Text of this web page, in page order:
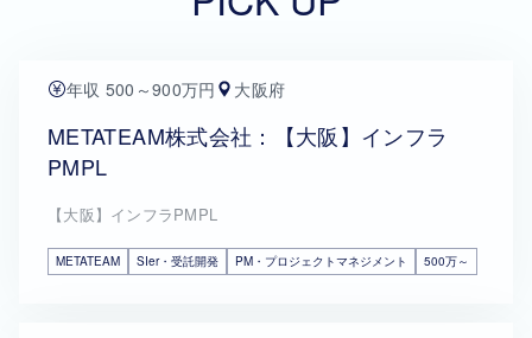
年収 500～900万円 大阪府
METATEAM株式会社：【大阪】インフラ
PMPL
【大阪】インフラPMPL
METATEAM SIer・受託開発 PM・プロジェクトマネジメント 500万～